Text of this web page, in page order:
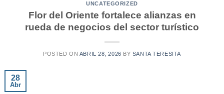
UNCATEGORIZED
Flor del Oriente fortalece alianzas en
rueda de negocios del sector turístico
POSTED ON ABRIL 28, 2026 BY SANTA TERESITA
28
Abr